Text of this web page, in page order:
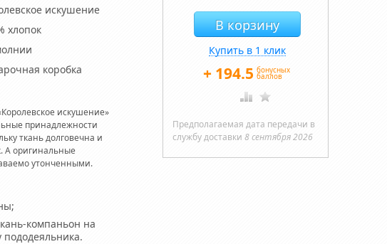
искушение
хлопок
коробка
искушение»
принадлежности
ткань долговечна и
А оригинальные
утонченными.
компаньон на
Купить в 1 клик
+ 194.5 бонусных
баллов
Предполагаемая дата передачи в
службу доставки 8 сентября 2026